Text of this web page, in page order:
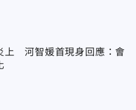
上 河智媛首現身回應：會